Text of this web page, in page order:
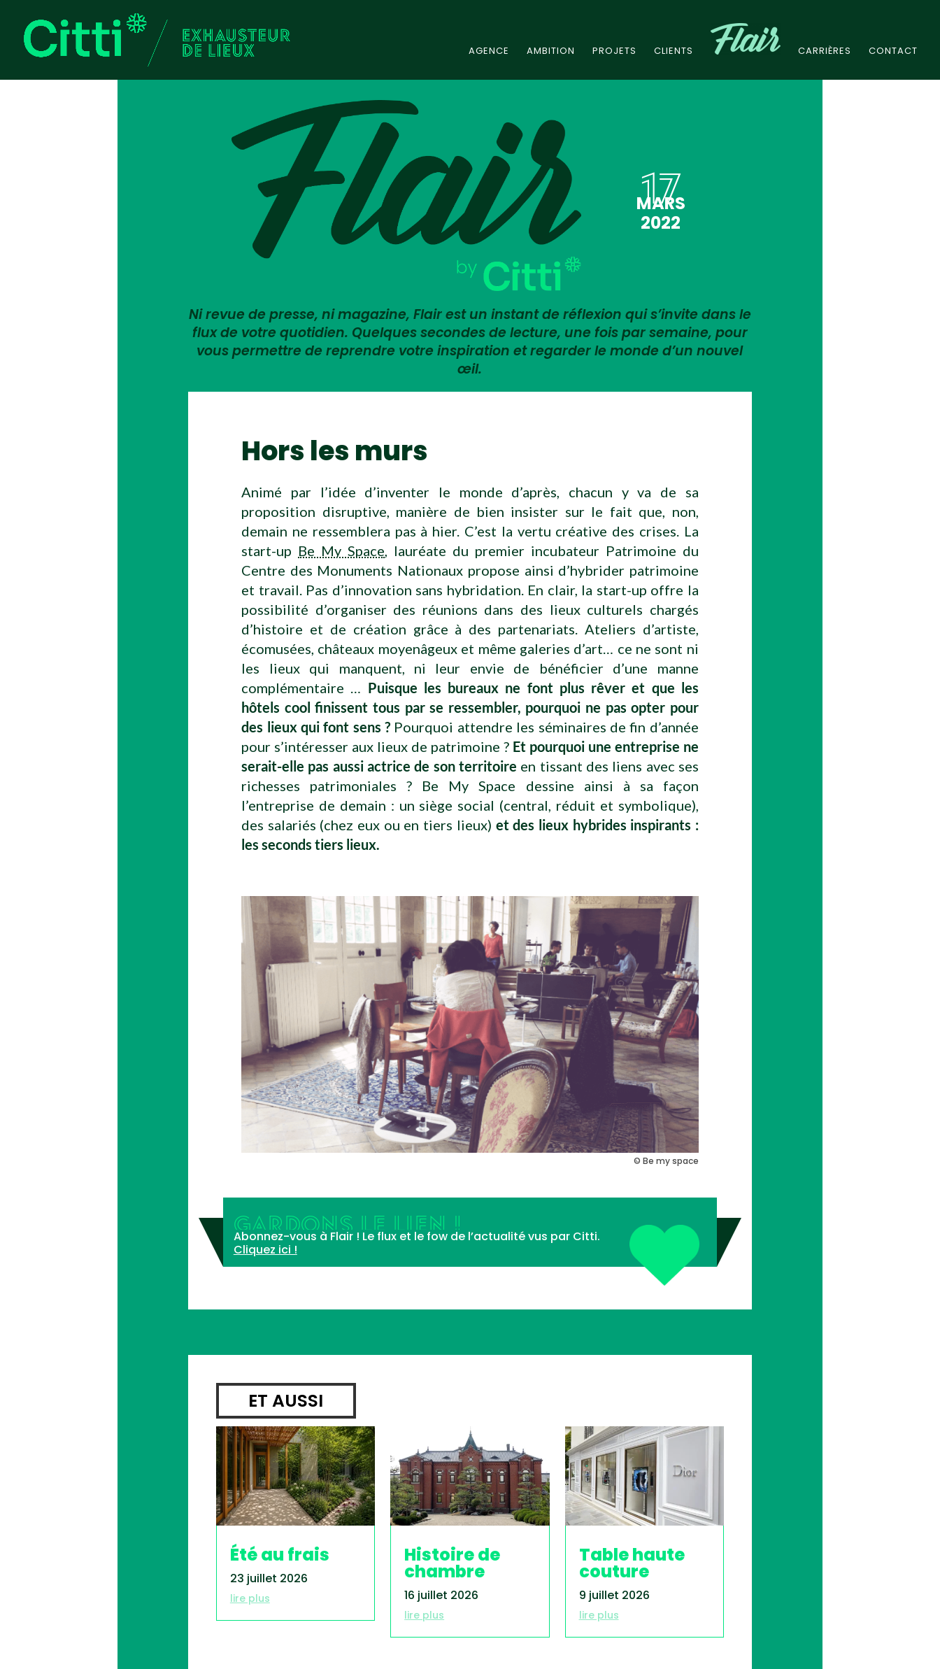
AGENCE AMBITION PROJETS CLIENTS CARRIÈRES CONTACT
17
MARS
2022
Ni revue de presse, ni magazine, Flair est un instant de réflexion qui s’invite dans le
flux de votre quotidien. Quelques secondes de lecture, une fois par semaine, pour
vous permettre de reprendre votre inspiration et regarder le monde d’un nouvel
œil.
Hors les murs
Animé par l’idée d’inventer le monde d’après, chacun y va de sa
proposition disruptive, manière de bien insister sur le fait que, non,
demain ne ressemblera pas à hier. C’est la vertu créative des crises. La
start-up Be My Space , lauréate du premier incubateur Patrimoine du
Centre des Monuments Nationaux propose ainsi d’hybrider patrimoine
et travail. Pas d’innovation sans hybridation. En clair, la start-up offre la
possibilité d’organiser des réunions dans des lieux culturels chargés
d’histoire et de création grâce à des partenariats. Ateliers d’artiste,
écomusées, châteaux moyenâgeux et même galeries d’art… ce ne sont ni
les lieux qui manquent, ni leur envie de bénéficier d’une manne
complémentaire … Puisque les bureaux ne font plus rêver et que les
hôtels cool finissent tous par se ressembler, pourquoi ne pas opter pour
des lieux qui font sens ? Pourquoi attendre les séminaires de fin d’année
pour s’intéresser aux lieux de patrimoine ?Et pourquoi une entreprise ne
serait-elle pas aussi actrice de son territoire en tissant des liens avec ses
richesses patrimoniales ? Be My Space dessine ainsi à sa façon
l’entreprise de demain : un siège social (central, réduit et symbolique),
des salariés (chez eux ou en tiers lieux) et des lieux hybrides inspirants :
les seconds tiers lieux.
© Be my space
GARDONS LE LIEN !
Abonnez-vous à Flair ! Le flux et le fow de l’actualité vus par Citti.
Cliquez ici !
ET AUSSI
Été au frais
23 juillet 2026
lire plus
Histoire de
chambre
16 juillet 2026
lire plus
Table haute
couture
9 juillet 2026
lire plus